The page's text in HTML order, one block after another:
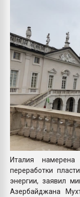
Италия
переработки
энергии, заявил
Азербайджана